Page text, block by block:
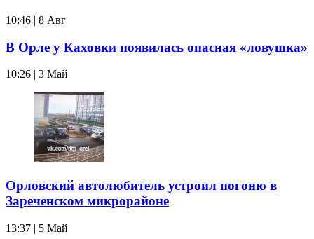
10:46 | 8 Авг
В Орле у Каховки появилась опасная «ловушка»
10:26 | 3 Май
Орловский автолюбитель устроил погоню в
Зареченском микрорайоне
13:37 | 5 Май